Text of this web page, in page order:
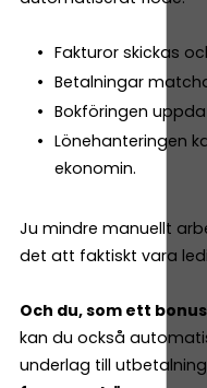
Fakturor skickas
Betalningar
Bokföringen
Lönehanteringen
ekonomin.
Ju mindre manuellt
det att faktiskt vara
Och du, som ett
kan du också
underlag till